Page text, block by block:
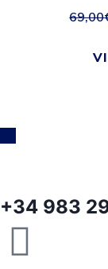
69,00
+34 983